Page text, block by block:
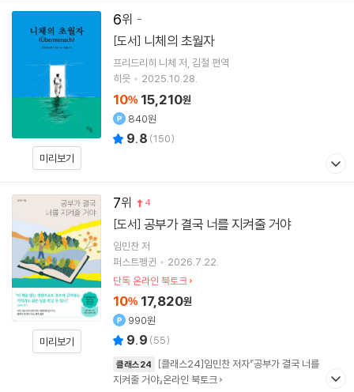
6
미리보기
[도서] 니체의 초월자
프리드리히 니체 저 김철 편역
히읏
2025.10.28.
10% 15,210원
840원
9.8 (150)
7 4
미리보기
[도서] 공부가 결국 너를 지켜줄 거야
임민찬저
퍼스트펭귄
2026.7.22.
단독 온라인 북토크
10% 17,820원
990원
9.9 (55)
클래스24
[클래스24]임민찬 저자『공부가 결국 너를
지켜줄 거야』온라인 북토크